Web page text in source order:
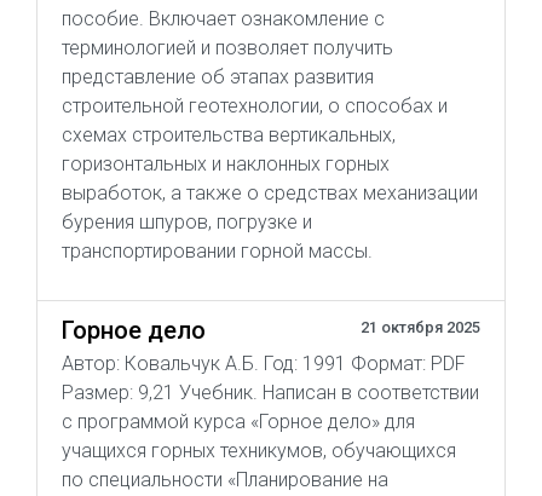
пособие. Включает ознакомление с
терминологией и позволяет получить
представление об этапах развития
строительной геотехнологии, о способах и
схемах строительства вертикальных,
горизонтальных и наклонных горных
выработок, а также о средствах механизации
бурения шпуров, погрузке и
транспортировании горной массы.
Горное дело 21 октября 2025
Автор: Ковальчук А.Б. Год: 1991 Формат: PDF
Размер: 9,21 Учебник. Написан в соответствии
с программой курса «Горное дело» для
учащихся горных техникумов, обучающихся
по специальности «Планирование на